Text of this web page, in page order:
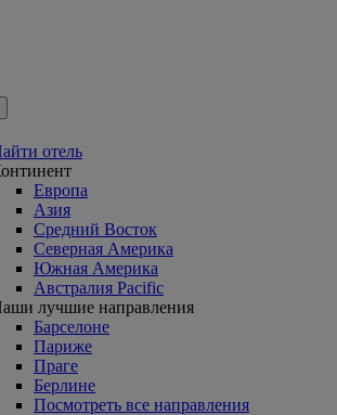
отель
Европа
Азия
Средний Восток
Северная Америка
Южная Америка
Австралия Pacific
лучшие направления
Барселоне
Париже
Праге
Берлине
Посмотреть все направления